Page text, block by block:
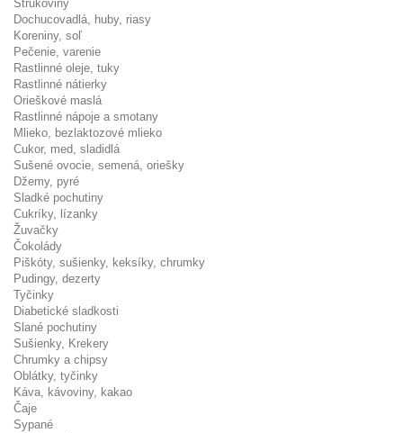
Strukoviny
Dochucovadlá, huby, riasy
Koreniny, soľ
Pečenie, varenie
Rastlinné oleje, tuky
Rastlinné nátierky
Orieškové maslá
Rastlinné nápoje a smotany
Mlieko, bezlaktozové mlieko
Cukor, med, sladidlá
Sušené ovocie, semená, oriešky
Džemy, pyré
Sladké pochutiny
Cukríky, lízanky
Žuvačky
Čokolády
Piškóty, sušienky, keksíky, chrumky
Pudingy, dezerty
Tyčinky
Diabetické sladkosti
Slané pochutiny
Sušienky, Krekery
Chrumky a chipsy
Oblátky, tyčinky
Káva, kávoviny, kakao
Čaje
Sypané